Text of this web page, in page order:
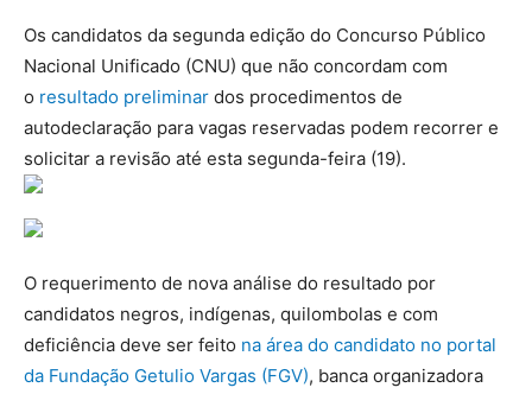
Os candidatos da segunda edição do Concurso Público
Nacional Unificado (CNU) que não concordam com
o resultado preliminar dos procedimentos de
autodeclaração para vagas reservadas podem recorrer e
solicitar a revisão até esta segunda-feira (19).
O requerimento de nova análise do resultado por
candidatos negros, indígenas, quilombolas e com
deficiência deve ser feito na área do candidato no portal
da Fundação Getulio Vargas (FGV), banca organizadora